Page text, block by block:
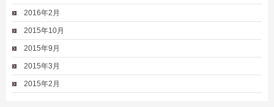
2016年2月
2015年10月
2015年9月
2015年3月
2015年2月